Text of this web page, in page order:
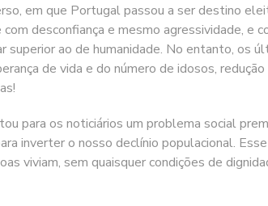
em que Portugal passou a ser destino
desconfiança e mesmo agressividade,
ao de humanidade. No entanto, os
de vida e do número de idosos,
para os noticiários um problema social
inverter o nosso declínio populacional.
viviam, sem quaisquer condições de